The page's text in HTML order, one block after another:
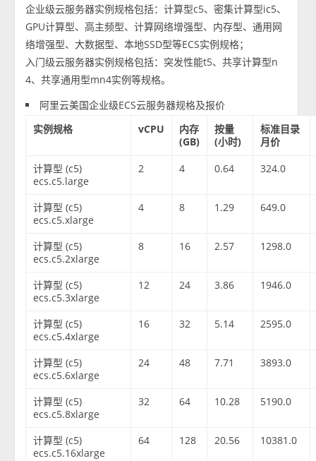
企业级云服务器实例规格包括：计算型c5、密集计算型ic5、
GPU计算型、高主频型、计算网络增强型、内存型、通用网
络增强型、大数据型、本地SSD型等ECS实例规格；
入门级云服务器实例规格包括：突发性能t5、共享计算型n
4、共享通用型mn4实例等规格。
阿里云美国企业级ECS云服务器规格及报价
实例规格
vCPU
内存
(GB)
按量
(小时)
标准目录
月价
计算型 (c5)
ecs.c5.large
2 4 0.64 324.0
计算型 (c5)
ecs.c5.xlarge
4 8 1.29 649.0
计算型 (c5)
ecs.c5.2xlarge
8 16 2.57 1298.0
计算型 (c5)
ecs.c5.3xlarge
12 24 3.86 1946.0
计算型 (c5)
ecs.c5.4xlarge
16 32 5.14 2595.0
计算型 (c5)
ecs.c5.6xlarge
24 48 7.71 3893.0
计算型 (c5)
ecs.c5.8xlarge
32 64 10.28 5190.0
计算型 (c5)
ecs.c5.16xlarge
64 128 20.56 10381.0